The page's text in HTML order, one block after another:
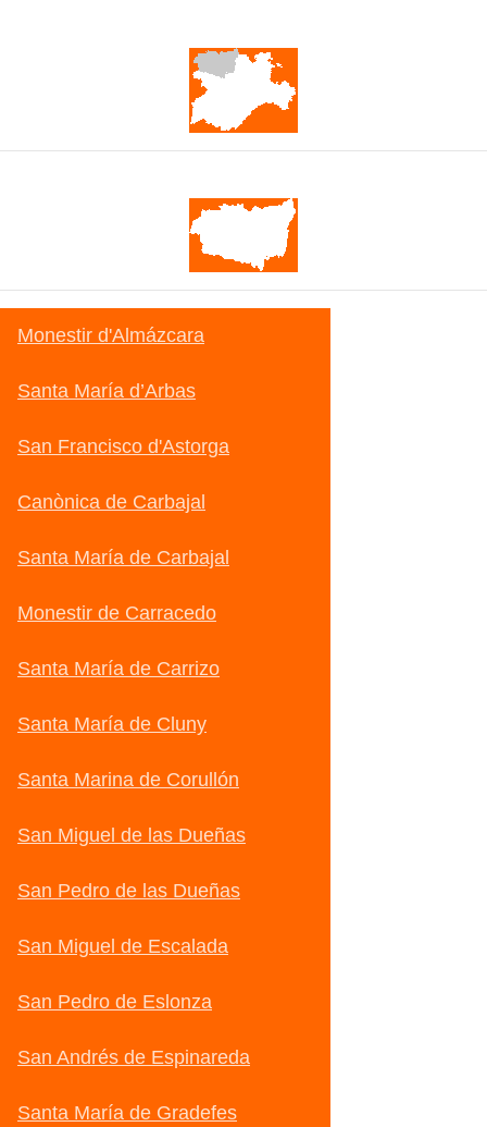
Monestir d'Almázcara
Santa María d’Arbas
San Francisco d'Astorga
Canònica de Carbajal
Santa María de Carbajal
Monestir de Carracedo
Santa María de Carrizo
Santa María de Cluny
Santa Marina de Corullón
San Miguel de las Dueñas
San Pedro de las Dueñas
San Miguel de Escalada
San Pedro de Eslonza
San Andrés de Espinareda
Santa María de Gradefes